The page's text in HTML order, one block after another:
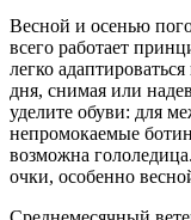
Весной и осенью
всего работает
легко
дня, снимая или
уделите обуви: для
непромокаемые
возможна
очки, особенно